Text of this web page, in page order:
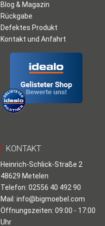
Blog & Magazin
Rückgabe
Defektes Produkt
Kontakt und Anfahrt
KONTAKT
Heinrich-Schlick-Straße 2
48629 Metelen
Telefon: 02556 40 492 90
Mail: info@bigmoebel.com
Öffnungszeiten: 09:00 - 17:00
Uhr